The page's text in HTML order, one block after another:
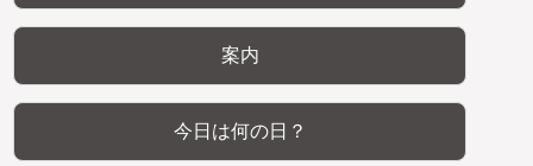
案内
今日は何の日？